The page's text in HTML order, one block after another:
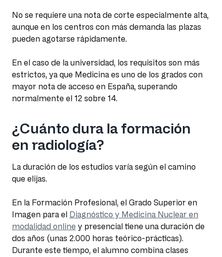
No se requiere una nota de corte especialmente alta,
aunque en los centros con más demanda las plazas
pueden agotarse rápidamente.
En el caso de la universidad, los requisitos son más
estrictos, ya que Medicina es uno de los grados con
mayor nota de acceso en España, superando
normalmente el 12 sobre 14.
¿Cuánto dura la formación
en radiología?
La duración de los estudios varía según el camino
que elijas.
En la Formación Profesional, el Grado Superior en
Imagen para el Diagnóstico y Medicina Nuclear en
modalidad online y presencial tiene una duración de
dos años (unas 2.000 horas teórico-prácticas).
Durante este tiempo, el alumno combina clases